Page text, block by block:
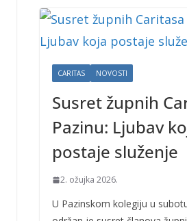
CARITAS NOVOSTI
Susret župnih
Pazinu: Ljubav
postaje služenje
2. ožujka 2026.
U Pazinskom kolegiju u